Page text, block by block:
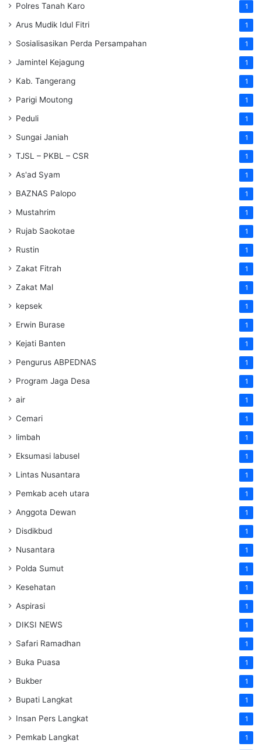
Polres Tanah Karo 1
Arus Mudik Idul Fitri 1
Sosialisasikan Perda Persampahan 1
Jamintel Kejagung 1
Kab. Tangerang 1
Parigi Moutong 1
Peduli 1
Sungai Janiah 1
TJSL – PKBL – CSR 1
As'ad Syam 1
BAZNAS Palopo 1
Mustahrim 1
Rujab Saokotae 1
Rustin 1
Zakat Fitrah 1
Zakat Mal 1
kepsek 1
Erwin Burase 1
Kejati Banten 1
Pengurus ABPEDNAS 1
Program Jaga Desa 1
air 1
Cemari 1
limbah 1
Eksumasi labusel 1
Lintas Nusantara 1
Pemkab aceh utara 1
Anggota Dewan 1
Disdikbud 1
Nusantara 1
Polda Sumut 1
Kesehatan 1
Aspirasi 1
DIKSI NEWS 1
Safari Ramadhan 1
Buka Puasa 1
Bukber 1
Bupati Langkat 1
Insan Pers Langkat 1
Pemkab Langkat 1